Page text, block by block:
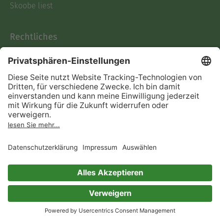
Skoobe liest
Rechtliches
AGB
Informationen nach Data
Act
Verträge hier kündigen
Impressum
Immer ein gutes Buch